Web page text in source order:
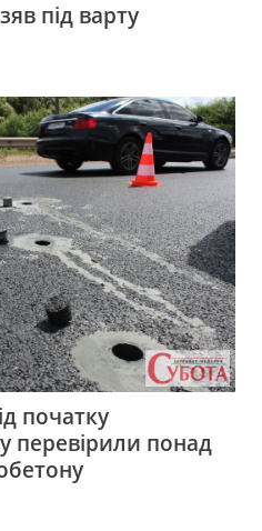
під варту
початку
перевірили понад